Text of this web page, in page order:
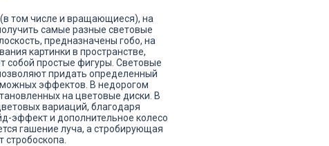
том числе и вращающиеся), на
самые разные световые
предназначены гобо, на
картинки в пространстве,
собой простые фигуры. Световые
придать определенный
эффектов. В недорогом
на цветовые диски. В
вариаций, благодаря
эффект и дополнительное колесо
гашение луча, а стробирующая